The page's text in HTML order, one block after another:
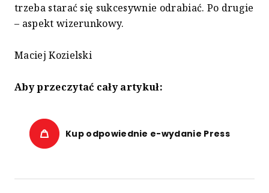
trzeba starać się sukcesywnie odrabiać. Po drugie
– aspekt wizerunkowy.
Maciej Kozielski
Aby przeczytać cały artykuł:
Kup odpowiednie e-wydanie Press